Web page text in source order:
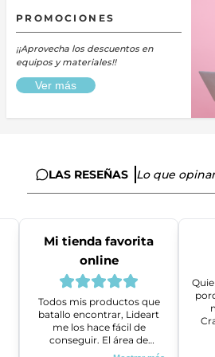
PROMOCIONES
¡¡Aprovecha los descuentos en
equipos y materiales!!
Ver más
LAS RESEÑAS Lo que
Mi tienda favorita
online
Todos mis productos que
batallo encontrar, Lideart
me los hace fácil de
conseguir. El área de
ventas es super amable y